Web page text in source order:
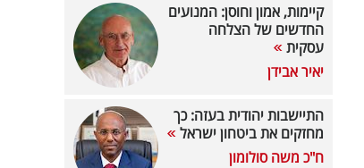
קיימות, אמון וחוסן: המנועים
החדשים של הצלחה
עסקית
יאיר אבידן
התיישבות יהודית בעזה: כך
מחזקים את ביטחון ישראל
ח"כ משה סולומון